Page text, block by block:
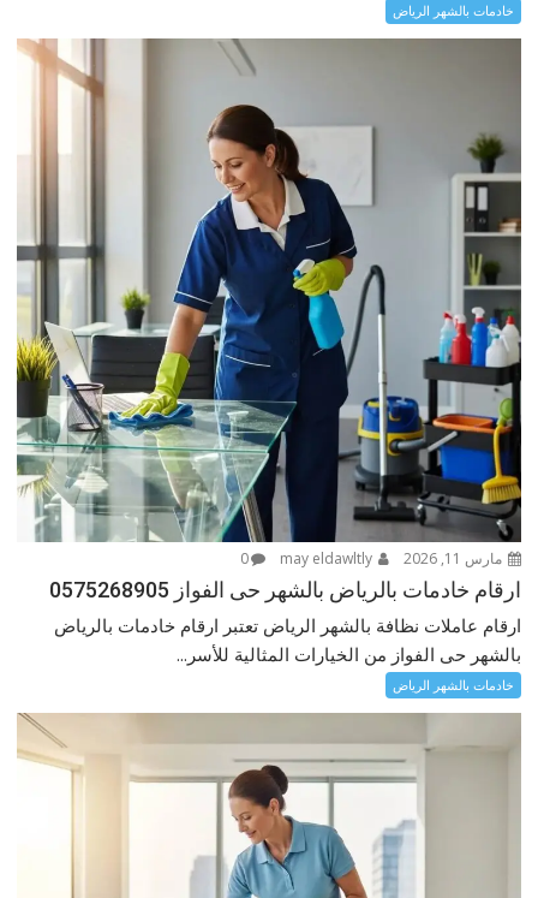
خادمات بالشهر الرياض
مارس 11, 2026 may eldawltly
0
ارقام خادمات بالرياض بالشهر حى الفواز 0575268905
ارقام عاملات نظافة بالشهر الرياض تعتبر ارقام خادمات بالرياض
بالشهر حى الفواز من الخيارات المثالية للأسر...
خادمات بالشهر الرياض